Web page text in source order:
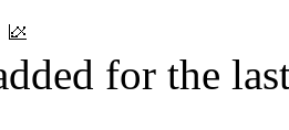
for the